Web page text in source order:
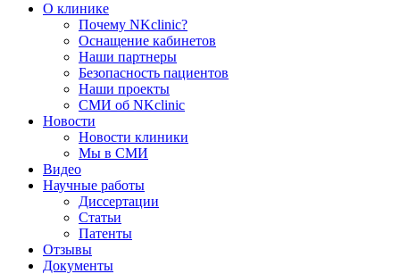
О клинике
Почему NKclinic?
Оснащение кабинетов
Наши партнеры
Безопасность пациентов
Наши проекты
СМИ об NKclinic
Новости
Новости клиники
Мы в СМИ
Видео
Научные работы
Диссертации
Статьи
Патенты
Отзывы
Документы